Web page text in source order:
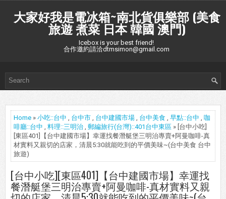
大家好我是電冰箱~南北貨俱樂部 (美食
旅遊 煮菜 日本 韓國 澳門)
Icebox is your best friend!
合作邀約請洽dtmsimon@gmail.com
Home » 小吃::台中 , 台中市 , 台中建國市場 , 台中美食 , 早點::台中 , 咖
啡廳::台中 , 料理::三明治 , 郵編旅行(台灣)::401台中東區 » [台中小吃]
[東區401]【台中建國市場】幸運找餐潛艇堡三明治專賣+阿曼咖啡-真
材實料又親切的店家，清晨5:30就能吃到的平價美味~(台中美食 台中
旅遊)
[台中小吃][東區401]【台中建國市場】幸運找
餐潛艇堡三明治專賣+阿曼咖啡-真材實料又親